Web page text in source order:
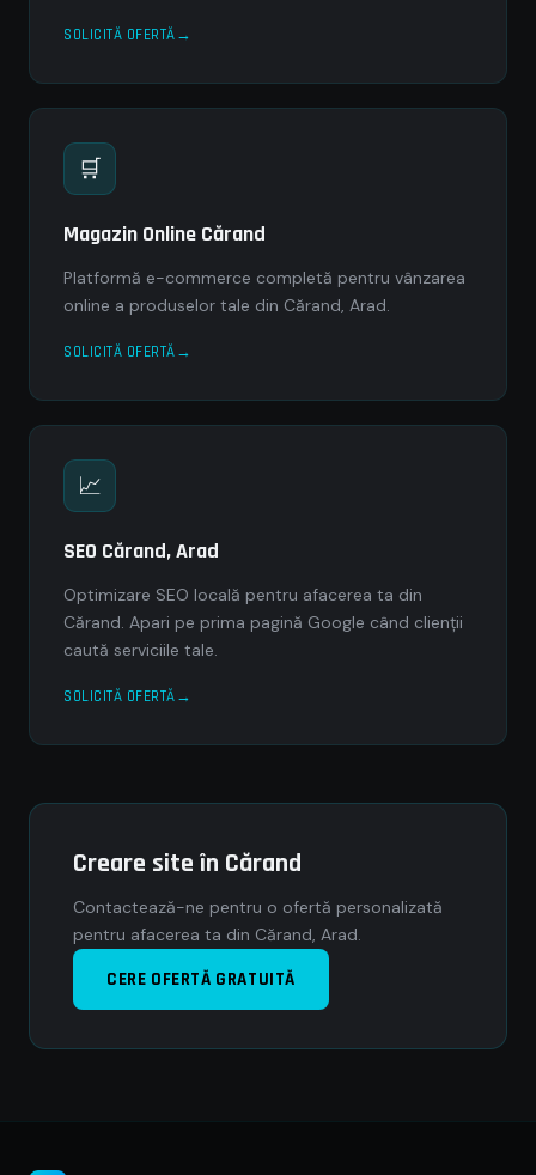
SOLICITĂ OFERTĂ
🛒
Magazin Online Cărand
Platformă e-commerce completă pentru vânzarea
online a produselor tale din Cărand, Arad.
SOLICITĂ OFERTĂ
📈
SEO Cărand, Arad
Optimizare SEO locală pentru afacerea ta din
Cărand. Apari pe prima pagină Google când clienții
caută serviciile tale.
SOLICITĂ OFERTĂ
Creare site în Cărand
Contactează-ne pentru o ofertă personalizată
pentru afacerea ta din Cărand, Arad.
CERE OFERTĂ GRATUITĂ